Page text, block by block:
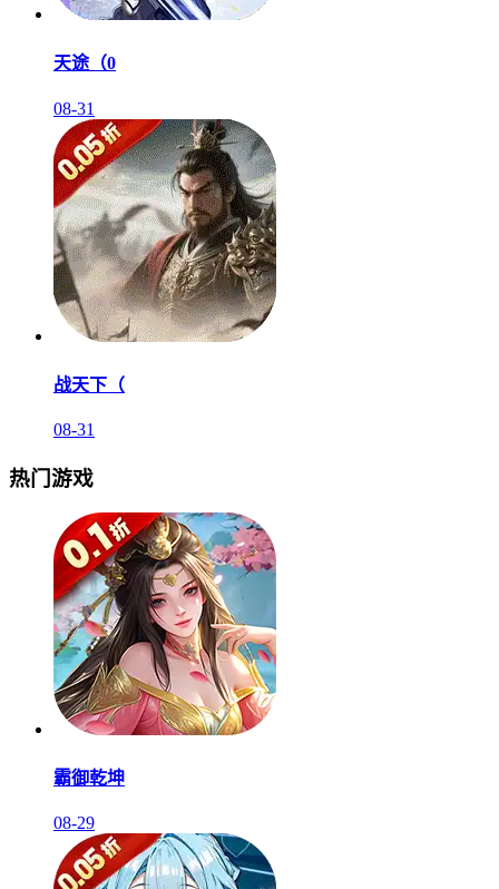
天途（0
08-31
战天下（
08-31
热门游戏
霸御乾坤
08-29